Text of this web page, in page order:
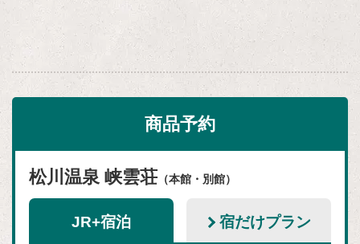
商品予約
松川温泉 峡雲荘（本館・別館）
JR+宿泊 宿だけプラン